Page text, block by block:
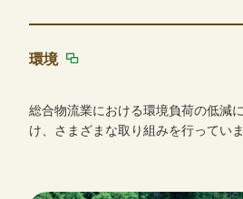
環境
総合物流業における環境負荷の低減
け、さまざまな取り組みを行っていま